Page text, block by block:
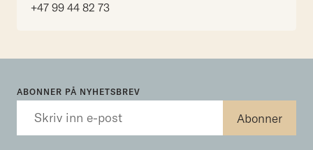
+47 99 44 82 73
ABONNER PÅ NYHETSBREV